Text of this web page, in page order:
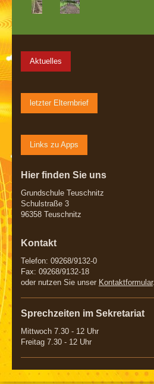
Aktuelles
letzter Elternbrief
Links zu Apps
Hier finden Sie uns
Grundschule Teuschnitz
Schulstraße 3
96358 Teuschnitz
Kontakt
Telefon: 09268/9132-0
Fax: 09268/9132-18
oder nutzen Sie unser Kontaktformular.
Sprechzeiten im Sekretariat
Mittwoch 7.30 - 12 Uhr
Freitag 7.30 - 12 Uhr